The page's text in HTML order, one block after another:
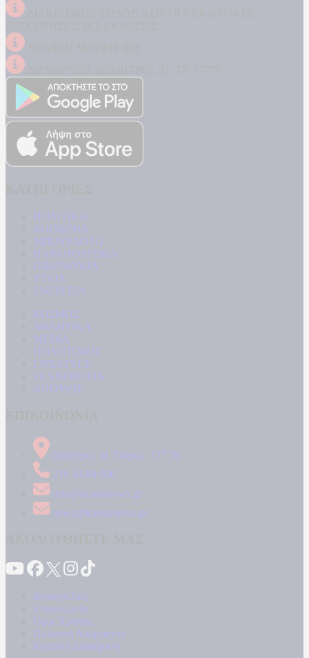
ΠΟΛΙΤΙΚΗ
ΚΟΙΝΩΝΙΑ
ΜΠΟΥΡΛΟΤΟ
ΠΑΡΑΠΟΛΙΤΙΚΑ
ΟΙΚΟΝΟΜΙΑ
ΥΓΕΙΑ
ΕΝΕΡΓΕΙΑ
ΚΟΣΜΟΣ
ΑΘΛΗΤΙΚΑ
MEDIA
ΠΟΛΙΤΙΣΜΟΣ
LIFESTYLE
ΤΕΧΝΟΛΟΓΙΑ
ΑΠΟΨΕΙΣ
Δήμητρος 31 Ταύρος, 177 78
210 34 89 000
info@kontranews.gr
news@kontranews.gr
Καταγγελίες
Επικοινωνία
Όροι Χρήσης
Πολιτική Απορρήτου
Κρατική Διαφήμιση